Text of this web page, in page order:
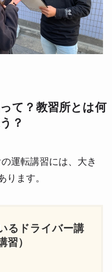
て？教習所とは何
？
運転講習には、大き
ります。
るドライバー講
習）